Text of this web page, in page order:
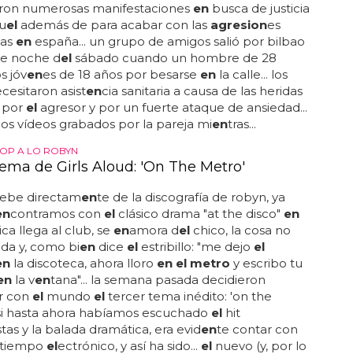
numerosas manifestaciones enbusca de justicia
elademás de para acabar con las agresiones
enespaña... un grupo de amigos salió por bilbao
noche delsábado cuando un hombre de 28
jóvenes de 18 años por besarse enla calle... los
asistencia sanitaria a causa de las heridas
por elagresor y por un fuerte ataque de ansiedad...
vídeos grabados por la pareja mientras...
A LO ROBYN
de Girls Aloud: 'On The Metro'
directamente de la discografía de robyn, ya
contramos con elclásico drama "at the disco" en
llega al club, se enamora delchico, la cosa no
y, como biendice elestribillo: "me dejo el
la discoteca, ahora lloro en el metro y escribo tu
la ventana"... la semana pasada decidieron
con elmundo eltercer tema inédito: 'on the
hasta ahora habíamos escuchado elhit
y la balada dramática, era evidente contar con
electrónico, y así ha sido... elnuevo (y, por lo